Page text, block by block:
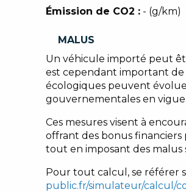
Émission de CO2 :- (g/km)
MALUS
Un véhicule importé peut
est cependant important
écologiques peuvent
gouvernementales en
Ces mesures visent à
offrant des bonus
tout en imposant des malus
Pour tout calcul, se référer
public.fr/simulateur/calcul/